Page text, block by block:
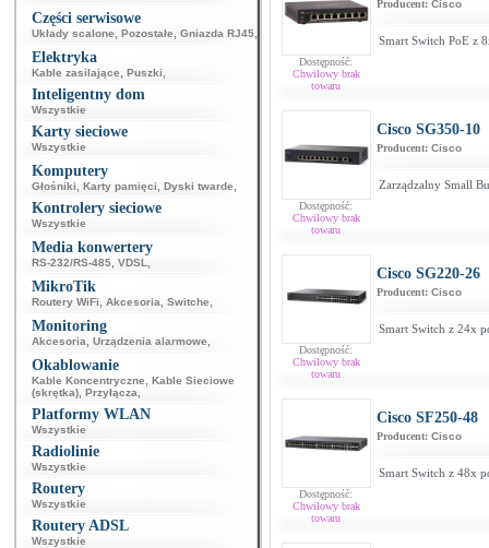
Części serwisowe
Układy scalone Pozostałe Gniazda RJ45
Elektryka
Kable zasilające Puszki
Inteligentny dom
Wszystkie
Karty sieciowe
Wszystkie
Komputery
Głośniki Karty pamięci Dyski twarde
Kontrolery sieciowe
Wszystkie
Media konwertery
RS-232/RS-485 VDSL
MikroTik
Routery WiFi Akcesoria Switche
Monitoring
Akcesoria Urządzenia alarmowe
Okablowanie
Kable Koncentryczne
Kable Sieciowe
(skrętka) Przyłącza
Platformy WLAN
Wszystkie
Radiolinie
Wszystkie
Routery
Wszystkie
Routery ADSL
Wszystkie
Dostępność:
Chwilowy brak
towaru
Producent: Cisco
Smart Switch PoE z
Dostępność:
Chwilowy brak
towaru
Cisco SG350-10
Producent: Cisco
Zarządzalny Small
Dostępność:
Chwilowy brak
towaru
Cisco SG220-26
Producent: Cisco
Smart Switch z 24x
Dostępność:
Chwilowy brak
towaru
Cisco SF250-48
Producent: Cisco
Smart Switch z 48x